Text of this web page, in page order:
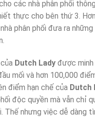
các nhà phân phối
thực cho bên thứ 3.
phân phối đưa ra
Dutch Lady được
mối và hơn 100,000
điểm hạn chế của Dutch
độc quyền mà vẫn chỉ
Thế nhưng việc dễ dàng